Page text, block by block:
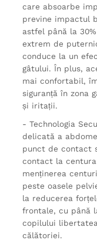
care absoarbe
previne impactul
astfel până la
extrem de
conduce la un
gâtului. În plus,
mai confortabil,
siguranță în zona
și iritații.
- Technologia
delicată a
punct de contact
contact la
menținerea
peste oasele
la reducerea
frontale, cu până
copilului
călătoriei.